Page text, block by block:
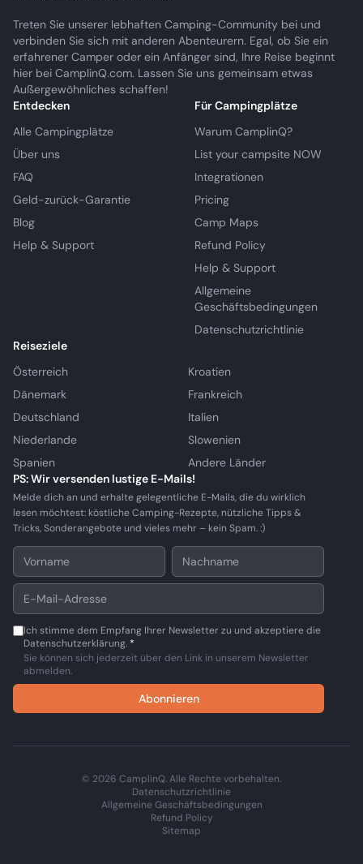
Treten Sie unserer lebhaften Camping-Community bei und
verbinden Sie sich mit anderen Abenteurern. Egal, ob Sie ein
erfahrener Camper oder ein Anfänger sind, Ihre Reise beginnt
hier bei CamplinQ.com. Lassen Sie uns gemeinsam etwas
Außergewöhnliches schaffen!
Entdecken
Alle Campingplätze
Über uns
FAQ
Geld-zurück-Garantie
Blog
Help & Support
Für Campingplätze
Warum CamplinQ?
List your campsite NOW
Integrationen
Pricing
Camp Maps
Refund Policy
Help & Support
Allgemeine
Geschäftsbedingungen
Datenschutzrichtlinie
Reiseziele
Österreich
Kroatien
Dänemark
Frankreich
Deutschland
Italien
Niederlande
Slowenien
Spanien
Andere Länder
PS: Wir versenden lustige E-Mails!
Melde dich an und erhalte gelegentliche E-Mails, die du wirklich
lesen möchtest: köstliche Camping-Rezepte, nützliche Tipps &
Tricks, Sonderangebote und vieles mehr – kein Spam. :)
Ich stimme dem Empfang Ihrer Newsletter zu und akzeptiere die
Datenschutzerklärung. *
Sie können sich jederzeit über den Link in unserem Newsletter
abmelden.
Abonnieren
© 2026 CamplinQ. Alle Rechte vorbehalten.
Datenschutzrichtlinie
Allgemeine Geschäftsbedingungen
Refund Policy
Sitemap